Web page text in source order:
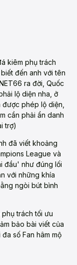
kiêm phụ trách
đến anh với tên
ra đời, Quốc
lộ diện nha, ở
phép lộ diện,
cần phải ẩn danh
trợ)
đã viết khoảng
League và
đầu' như đúng lối
với những khía
ngòi bút bình
trách tối ưu
bảo bài viết của
số Fan hâm mộ